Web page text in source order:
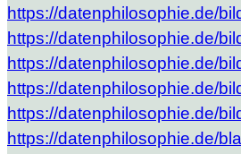
https://datenphilosophie.de/
https://datenphilosophie.de/
https://datenphilosophie.de/
https://datenphilosophie.de/
https://datenphilosophie.de/
https://datenphilosophie.de/